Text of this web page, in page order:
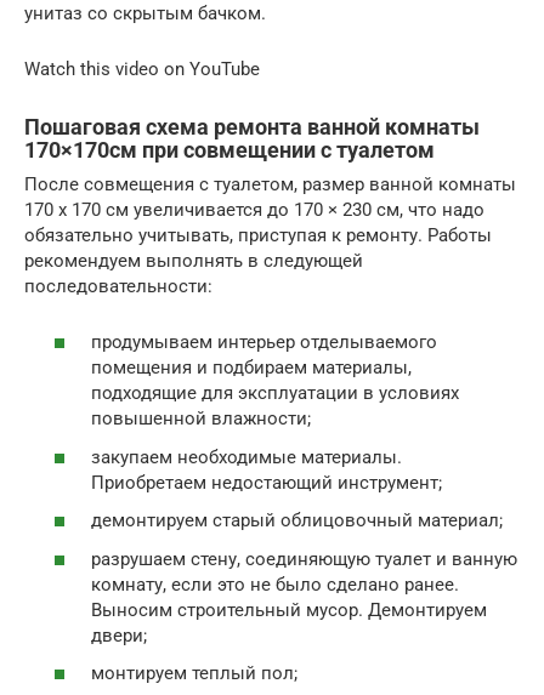
унитаз со скрытым бачком.
Watch this video on YouTube
Пошаговая схема ремонта ванной комнаты
170×170см при совмещении с туалетом
После совмещения с туалетом, размер ванной комнаты
170 х 170 см увеличивается до 170 × 230 см, что надо
обязательно учитывать, приступая к ремонту. Работы
рекомендуем выполнять в следующей
последовательности:
продумываем интерьер отделываемого
помещения и подбираем материалы,
подходящие для эксплуатации в условиях
повышенной влажности;
закупаем необходимые материалы.
Приобретаем недостающий инструмент;
демонтируем старый облицовочный материал;
разрушаем стену, соединяющую туалет и ванную
комнату, если это не было сделано ранее.
Выносим строительный мусор. Демонтируем
двери;
монтируем теплый пол;